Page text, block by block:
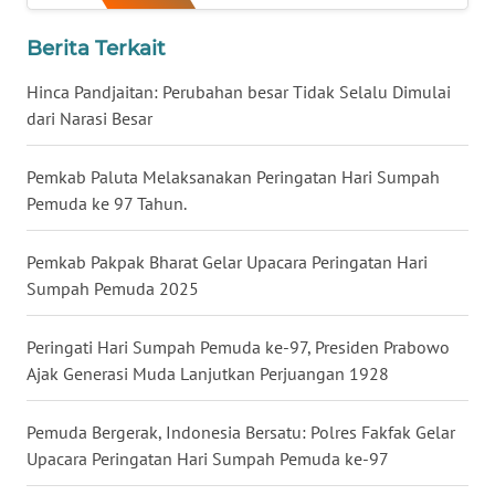
Berita Terkait
Hinca Pandjaitan: Perubahan besar Tidak Selalu Dimulai
dari Narasi Besar
Pemkab Paluta Melaksanakan Peringatan Hari Sumpah
Pemuda ke 97 Tahun.
Pemkab Pakpak Bharat Gelar Upacara Peringatan Hari
Sumpah Pemuda 2025
Peringati Hari Sumpah Pemuda ke-97, Presiden Prabowo
Ajak Generasi Muda Lanjutkan Perjuangan 1928
Pemuda Bergerak, Indonesia Bersatu: Polres Fakfak Gelar
Upacara Peringatan Hari Sumpah Pemuda ke-97
BABEL
WN
WN
BENGKULU
WN
LAMPUNG
WN
JATENG